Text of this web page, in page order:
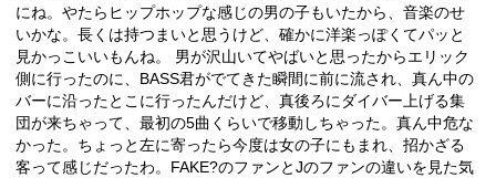
にね。やたらヒップホップな感じの男の子もいたから、音楽のせ
いかな。長くは持つまいと思うけど、確かに洋楽っぽくてパッと
見かっこいいもんね。 男が沢山いてやばいと思ったからエリック
側に行ったのに、BASS君がでてきた瞬間に前に流され、真ん中の
バーに沿ったとこに行ったんだけど、真後ろにダイバー上げる集
団が来ちゃって、最初の5曲くらいで移動しちゃった。真ん中危な
かった。ちょっと左に寄ったら今度は女の子にもまれ、招かざる
客って感じだったわ。FAKE?のファンとJのファンの違いを見た気